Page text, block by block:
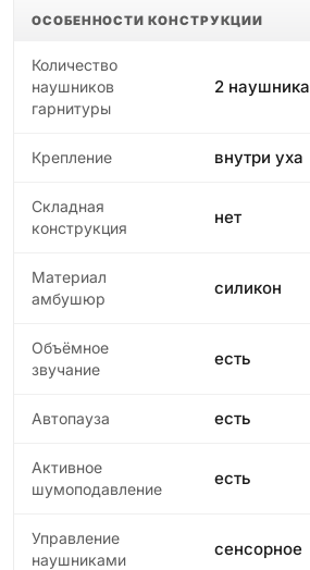
ОСОБЕННОСТИ КОНСТРУКЦИИ
Количество
наушников
гарнитуры
2 наушника
Крепление внутри уха
Складная
конструкция
нет
Материал
амбушюр
силикон
Объёмное
звучание
есть
Автопауза есть
Активное
шумоподавление
есть
Управление
наушниками
сенсорное